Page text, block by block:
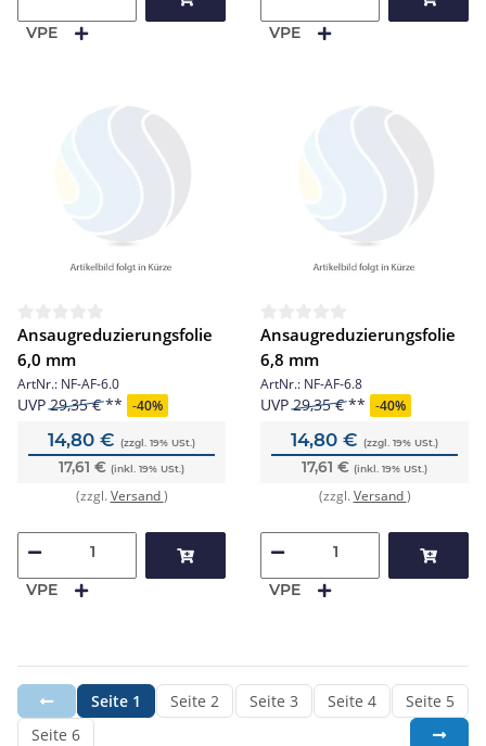
VPE VPE
Ansaugreduzierungsfolie
6,0 mm
ArtNr.: NF-AF-6.0
UVP29,35 € -40%
14,80 € (zzgl. 19% USt.)
17,61 € (inkl. 19% USt.)
(zzgl.Versand)
VPE
Ansaugreduzierungsfolie
6,8 mm
ArtNr.: NF-AF-6.8
UVP29,35 € -40%
14,80 € (zzgl. 19% USt.)
17,61 € (inkl. 19% USt.)
(zzgl.Versand)
VPE
Seite 1 Seite 2 Seite 3 Seite 4 Seite 5
Seite 6